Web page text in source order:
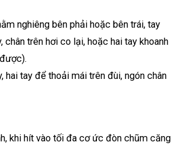
nghiêng bên phải hoặc bên trái, tay
trên hơi co lại, hoặc hai tay khoanh
hai tay để thoải mái trên đùi, ngón chân
khi hít vào tối đa cơ ức đòn chũm căng